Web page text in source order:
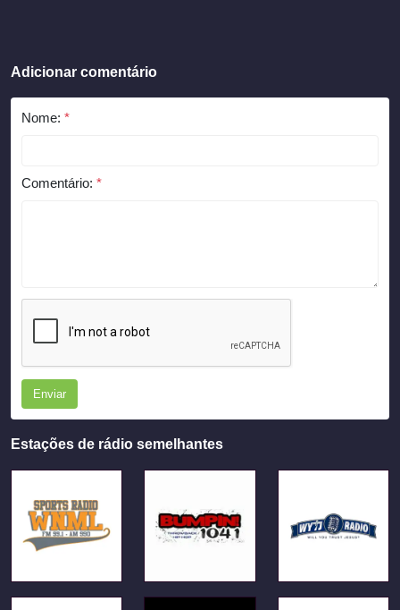
Adicionar comentário
Nome: *
Comentário: *
Enviar
Estações de rádio semelhantes